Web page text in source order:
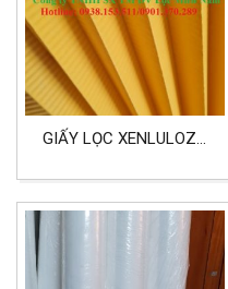
GIẤY LỌC XENLULOZO
BỤI, NGUYÊN LIỆU GIA
CÔNG LÕI LỌC BỤI